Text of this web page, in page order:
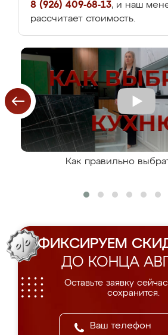
8 (926) 409-68-13, и наш
рассчитает стоимость.
Как правильно
ФИКСИРУЕМ
ДО КОНЦА
Оставьте заявку
сохранится.